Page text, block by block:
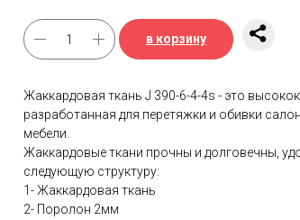
в корзину
Жаккардовая ткань J 390-6-4-4s - это
разработанная для перетяжки и обивки
мебели.
Жаккардовые ткани прочны и долговечны,
следующую структуру:
1- Жаккардовая ткань
2- Поролон 2мм